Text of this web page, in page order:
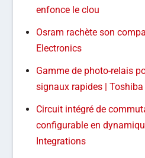
enfonce le clou
Osram rachète son
Electronics
Gamme de photo-relais
signaux rapides | Toshiba
Circuit intégré de
configurable en
Integrations